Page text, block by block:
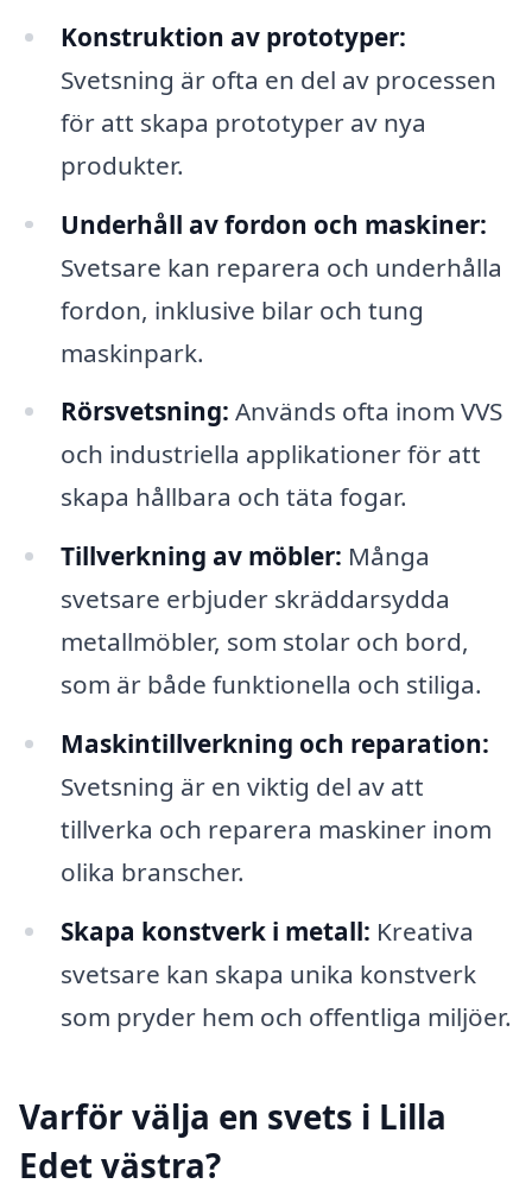
Konstruktion av prototyper:
Svetsning är ofta en del av processen
för att skapa prototyper av nya
produkter.
Underhåll av fordon och maskiner:
Svetsare kan reparera och underhålla
fordon, inklusive bilar och tung
maskinpark.
Rörsvetsning: Används ofta inom VVS
och industriella applikationer för att
skapa hållbara och täta fogar.
Tillverkning av möbler: Många
svetsare erbjuder skräddarsydda
metallmöbler, som stolar och bord,
som är både funktionella och stiliga.
Maskintillverkning och reparation:
Svetsning är en viktig del av att
tillverka och reparera maskiner inom
olika branscher.
Skapa konstverk i metall: Kreativa
svetsare kan skapa unika konstverk
som pryder hem och offentliga miljöer.
Varför välja en svets i Lilla
Edet västra?